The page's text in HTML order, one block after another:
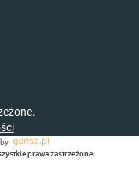
prawa zastrzeżone.